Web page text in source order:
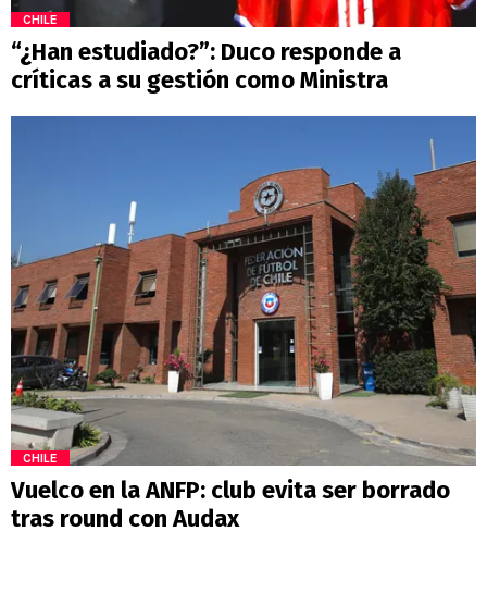
CHILE
“¿Han estudiado?”: Duco responde a
críticas a su gestión como Ministra
CHILE
Vuelco en la ANFP: club evita ser borrado
tras round con Audax